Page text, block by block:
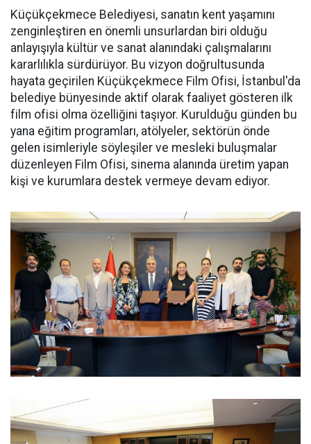
Küçükçekmece Belediyesi, sanatın kent yaşamını
zenginleştiren en önemli unsurlardan biri olduğu
anlayışıyla kültür ve sanat alanındaki çalışmalarını
kararlılıkla sürdürüyor. Bu vizyon doğrultusunda
hayata geçirilen Küçükçekmece Film Ofisi, İstanbul'da
belediye bünyesinde aktif olarak faaliyet gösteren ilk
film ofisi olma özelliğini taşıyor. Kurulduğu günden bu
yana eğitim programları, atölyeler, sektörün önde
gelen isimleriyle söyleşiler ve mesleki buluşmalar
düzenleyen Film Ofisi, sinema alanında üretim yapan
kişi ve kurumlara destek vermeye devam ediyor.